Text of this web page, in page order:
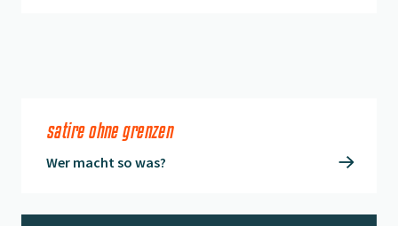
satire ohne grenzen
Wer macht so was?